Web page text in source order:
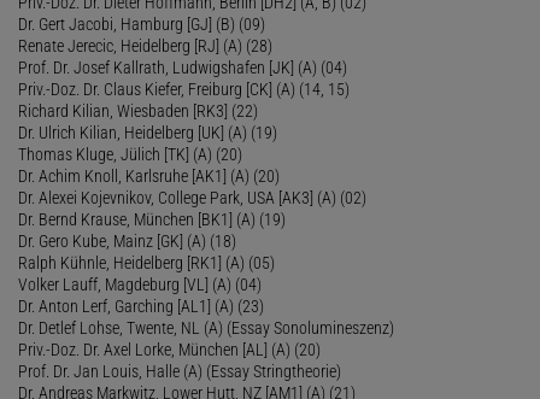
Dr. Gert Jacobi, Hamburg [GJ] (B) (09)
Renate Jerecic, Heidelberg [RJ] (A) (28)
Prof. Dr. Josef Kallrath, Ludwigshafen [JK] (A) (04)
Priv.-Doz. Dr. Claus Kiefer, Freiburg [CK] (A) (14, 15)
Richard Kilian, Wiesbaden [RK3] (22)
Dr. Ulrich Kilian, Heidelberg [UK] (A) (19)
Thomas Kluge, Jülich [TK] (A) (20)
Dr. Achim Knoll, Karlsruhe [AK1] (A) (20)
Dr. Alexei Kojevnikov, College Park, USA [AK3] (A) (02)
Dr. Bernd Krause, München [BK1] (A) (19)
Dr. Gero Kube, Mainz [GK] (A) (18)
Ralph Kühnle, Heidelberg [RK1] (A) (05)
Volker Lauff, Magdeburg [VL] (A) (04)
Dr. Anton Lerf, Garching [AL1] (A) (23)
Dr. Detlef Lohse, Twente, NL (A) (Essay Sonolumineszenz)
Priv.-Doz. Dr. Axel Lorke, München [AL] (A) (20)
Prof. Dr. Jan Louis, Halle (A) (Essay Stringtheorie)
Dr. Andreas Markwitz, Lower Hutt, NZ [AM1] (A) (21)